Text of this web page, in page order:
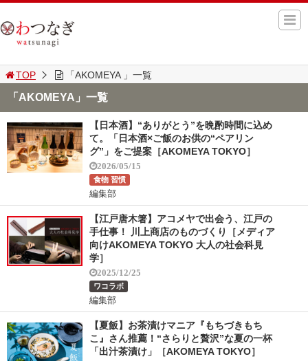
TOP 「AKOMEYA 」一覧
「AKOMEYA」一覧
【日本酒】“ありがとう”を晩酌時間に込め
て。「日本酒×ご飯のお供の“ペアリン
グ”」をご提案［AKOMEYA TOKYO］
2026/05/15
食物 習慣
編集部
【江戸唐木箸】アコメヤで出会う、江戸の
手仕事！ 川上商店のものづくり［メディア
向けAKOMEYA TOKYO 大人の社会科見
学］
2025/12/25
ワコラボ
編集部
【夏飯】お茶漬けマニア『もちづきもち
こ』さん推薦！“さらりと贅沢”な夏の一杯
「出汁茶漬け」［AKOMEYA TOKYO］